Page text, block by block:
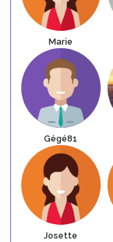
Marie
Gégé81
Josette